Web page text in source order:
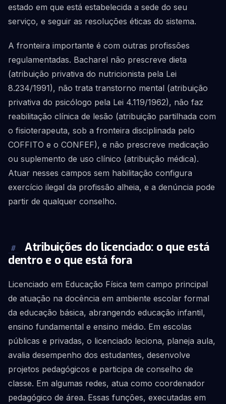
estado em que está estabelecida a sede do seu
serviço, e seguir as resoluções éticas do sistema.
A fronteira importante é com outras profissões
regulamentadas. Bacharel não prescreve dieta
(atribuição privativa do nutricionista pela Lei
8.234/1991), não trata transtorno mental (atribuição
privativa do psicólogo pela Lei 4.119/1962), não faz
reabilitação clínica de lesão (atribuição partilhada com
o fisioterapeuta, sob a fronteira disciplinada pelo
COFFITO e o CONFEF), e não prescreve medicação
ou suplemento de uso clínico (atribuição médica).
Atuar nesses campos sem habilitação configura
exercício ilegal da profissão alheia, e a denúncia pode
partir de qualquer conselho.
#
Atribuições do licenciado: o que está
dentro e o que está fora
Licenciado em Educação Física tem campo principal
de atuação na docência em ambiente escolar formal
da educação básica, abrangendo educação infantil,
ensino fundamental e ensino médio. Em escolas
públicas e privadas, o licenciado leciona, planeja aula,
avalia desempenho dos estudantes, desenvolve
projetos pedagógicos e participa de conselho de
classe. Em algumas redes, atua como coordenador
pedagógico de área. Essas funções, executadas em